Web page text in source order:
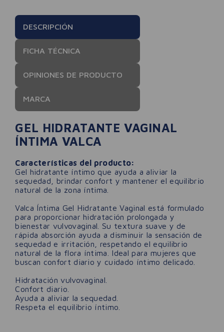
DESCRIPCIÓN
FICHA TÉCNICA
OPINIONES DE PRODUCTO
MARCA
GEL HIDRATANTE VAGINAL
ÍNTIMA VALCA
Características del producto:
Gel hidratante íntimo que ayuda a aliviar la
sequedad, brindar confort y mantener el equilibrio
natural de la zona íntima.
Valca Íntima Gel Hidratante Vaginal está formulado
para proporcionar hidratación prolongada y
bienestar vulvovaginal. Su textura suave y de
rápida absorción ayuda a disminuir la sensación de
sequedad e irritación, respetando el equilibrio
natural de la flora íntima. Ideal para mujeres que
buscan confort diario y cuidado íntimo delicado.
Hidratación vulvovaginal.
Confort diario.
Ayuda a aliviar la sequedad.
Respeta el equilibrio íntimo.